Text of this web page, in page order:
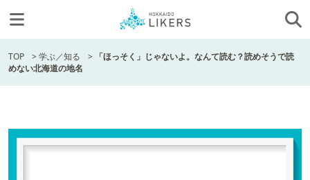
TOP >学ぶ／知る > 「ほっそく」じゃないよ。なんて読む？読めそうで読
めない北海道の地名